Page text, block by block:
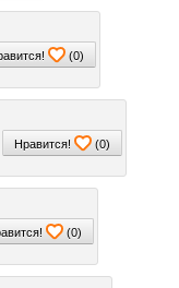
(0)
Нравится! (0)
(0)